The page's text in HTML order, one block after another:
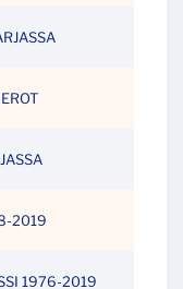
2019
1976-2019